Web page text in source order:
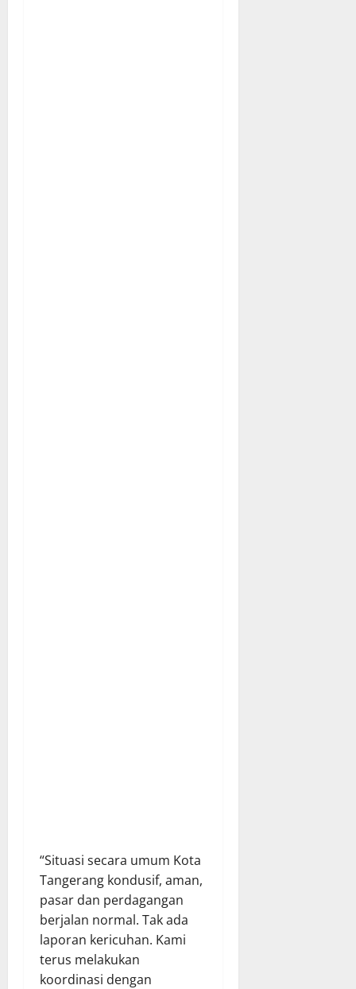
“Situasi secara umum Kota
Tangerang kondusif, aman,
pasar dan perdagangan
berjalan normal. Tak ada
laporan kericuhan. Kami
terus melakukan
koordinasi dengan